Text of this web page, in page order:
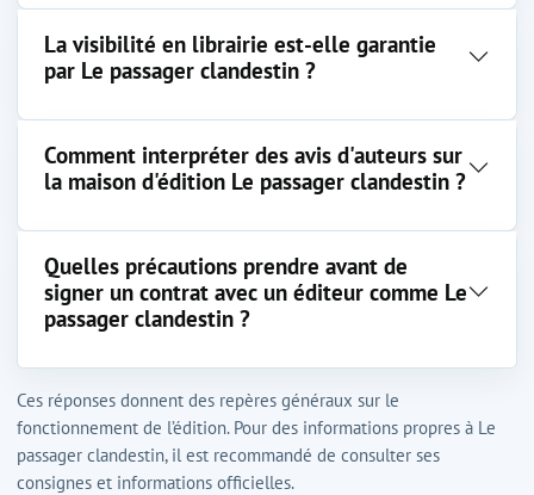
La visibilité en librairie est-elle garantie
par Le passager clandestin ?
Comment interpréter des avis d'auteurs sur
la maison d'édition Le passager clandestin ?
Quelles précautions prendre avant de
signer un contrat avec un éditeur comme Le
passager clandestin ?
Ces réponses donnent des repères généraux sur le
fonctionnement de l’édition. Pour des informations propres à Le
passager clandestin, il est recommandé de consulter ses
consignes et informations officielles.